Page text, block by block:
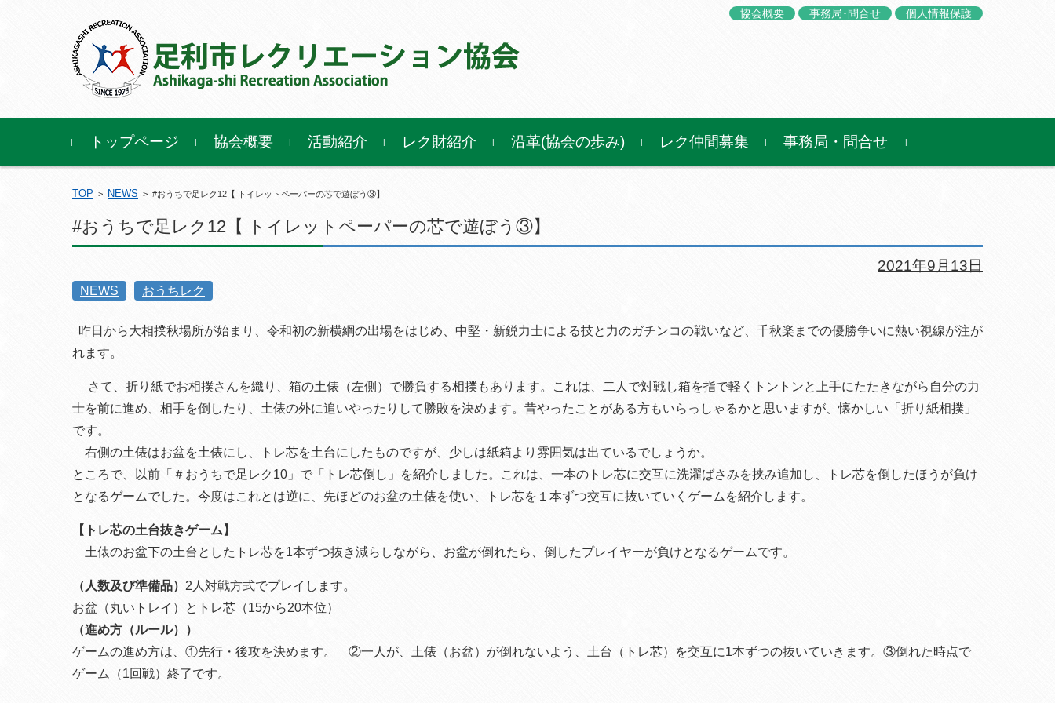
協会概要 事務局･問合せ 個人情報保護
コンテンツに移動
トップページ 協会概要 活動紹介 レク財紹介 沿革(協会の歩み) レク仲間募集 事務局・問合せ
TOP > NEWS > #おうちで足レク12【 トイレットペーパーの芯で遊ぼう③】
#おうちで足レク12【 トイレットペーパーの芯で遊ぼう③】
2021年9月13日
NEWS おうちレク
昨日から大相撲秋場所が始まり、令和初の新横綱の出場をはじめ、中堅・新鋭力士による技と力のガチンコの戦いなど、千秋楽までの優勝争いに熱い視線が注が
れます。
さて、折り紙でお相撲さんを織り、箱の土俵（左側）で勝負する相撲もあります。これは、二人で対戦し箱を指で軽くトントンと上手にたたきながら自分の力
士を前に進め、相手を倒したり、土俵の外に追いやったりして勝敗を決めます。昔やったことがある方もいらっしゃるかと思いますが、懐かしい「折り紙相撲」
です。
右側の土俵はお盆を土俵にし、トレ芯を土台にしたものですが、少しは紙箱より雰囲気は出ているでしょうか。
ところで、以前「＃おうちで足レク10」で「トレ芯倒し」を紹介しました。これは、一本のトレ芯に交互に洗濯ばさみを挟み追加し、トレ芯を倒したほうが負け
となるゲームでした。今度はこれとは逆に、先ほどのお盆の土俵を使い、トレ芯を１本ずつ交互に抜いていくゲームを紹介します。
【トレ芯の土台抜きゲーム】
土俵のお盆下の土台としたトレ芯を1本ずつ抜き減らしながら、お盆が倒れたら、倒したプレイヤーが負けとなるゲームです。
（人数及び準備品） 2人対戦方式でプレイします。
お盆（丸いトレイ）とトレ芯（15から20本位）
（進め方（ルール））
ゲームの進め方は、①先行・後攻を決めます。 ②一人が、土俵（お盆）が倒れないよう、土台（トレ芯）を交互に1本ずつの抜いていきます。③倒れた時点で
ゲーム（1回戦）終了です。